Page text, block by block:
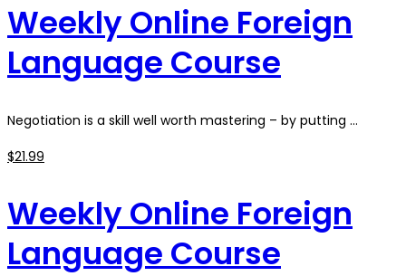
Weekly Online Foreign
Language Course
Negotiation is a skill well worth mastering – by putting …
$21.99
Weekly Online Foreign
Language Course